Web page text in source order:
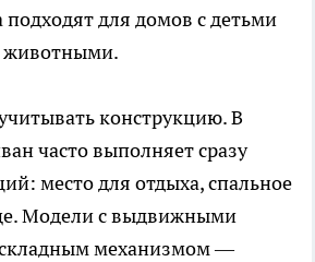
подходят для домов с детьми
конструкцию. В
часто выполняет сразу
место для отдыха, спальное
Модели с выдвижными
механизмом —